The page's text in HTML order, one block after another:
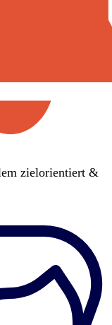
zielorientiert &